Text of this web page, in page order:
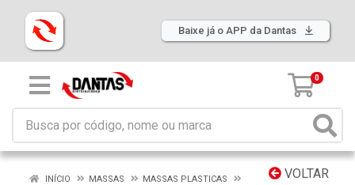
Baixe já o APP da Dantas
0
VOLTAR
INÍCIO MASSAS
MASSAS PLASTICAS